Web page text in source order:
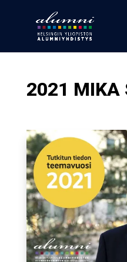
2021 MIKA